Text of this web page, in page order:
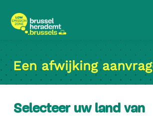
Ga
naar
inhoud
Ga
naar
navigatie
Een afwijking
Selecteer uw land van